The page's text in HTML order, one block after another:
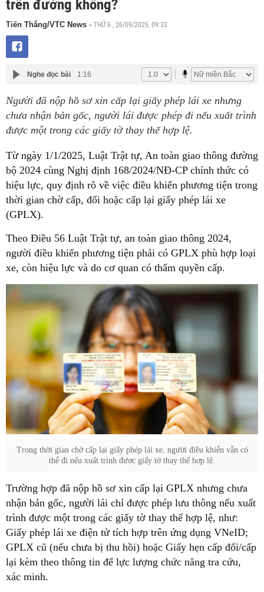
trên đường không?
Tiến Thắng/VTC News - THỨ 6 , 26/09/2025, 09:33
Nghe đọc bài 1:16
Người đã nộp hồ sơ xin cấp lại giấy phép lái xe nhưng
chưa nhận bản gốc, người lái được phép đi nếu xuất trình
được một trong các giấy tờ thay thế hợp lệ.
Từ ngày 1/1/2025, Luật Trật tự, An toàn giao thông đường
bộ 2024 cùng Nghị định 168/2024/NĐ-CP chính thức có
hiệu lực, quy định rõ về việc điều khiển phương tiện trong
thời gian chờ cấp, đổi hoặc cấp lại giấy phép lái xe
(GPLX).
Theo Điều 56 Luật Trật tự, an toàn giao thông 2024,
người điều khiển phương tiện phải có GPLX phù hợp loại
xe, còn hiệu lực và do cơ quan có thẩm quyền cấp.
Trong thời gian chờ cấp lại giấy phép lái xe, người điều khiển vẫn có
thể đi nếu xuất trình được giấy tờ thay thế hợp lệ.
Trường hợp đã nộp hồ sơ xin cấp lại GPLX nhưng chưa
nhận bản gốc, người lái chỉ được phép lưu thông nếu xuất
trình được một trong các giấy tờ thay thế hợp lệ, như:
Giấy phép lái xe điện tử tích hợp trên ứng dụng VNeID;
GPLX cũ (nếu chưa bị thu hồi) hoặc Giấy hẹn cấp đổi/cấp
lại kèm theo thông tin để lực lượng chức năng tra cứu,
xác minh.